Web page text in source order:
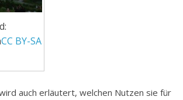
CC BY-SA
auch erläutert, welchen Nutzen sie für